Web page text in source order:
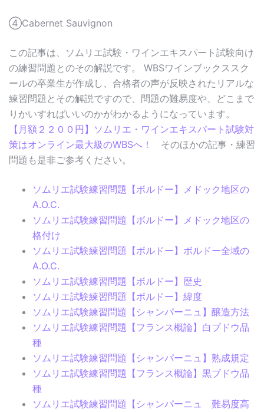
④Cabernet Sauvignon
この記事は、ソムリエ試験・ワインエキスパート試験向け
の練習問題とのその解説です。 WBSワインブックススク
ールの卒業生が作成し、合格者の声が反映されたリアルな
練習問題とその解説ですので、問題の難易度や、どこまで
りかいすればいいのかがわかるようになっています。
【月額２２００円】ソムリエ・ワインエキスパート試験対
策はオンライン最大級のWBSへ！
そのほかの記事・練習
問題も是非ご参考ください。
ソムリエ試験練習問題【ボルドー】メドック地区の
A.O.C.
ソムリエ試験練習問題【ボルドー】メドック地区の
格付け
ソムリエ試験練習問題【ボルドー】ボルドー全域の
A.O.C.
ソムリエ試験練習問題【ボルドー】歴史
ソムリエ試験練習問題【ボルドー】緯度
ソムリエ試験練習問題【シャンパーニュ】醸造方法
ソムリエ試験練習問題【フランス概論】白ブドウ品
種
ソムリエ試験練習問題【シャンパーニュ】熟成規定
ソムリエ試験練習問題【フランス概論】黒ブドウ品
種
ソムリエ試験練習問題【シャンパーニュ 難易度高